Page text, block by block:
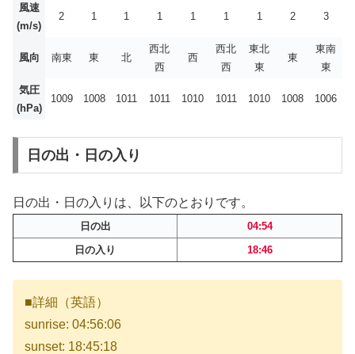
風速
(m/s)
2 1 1 1 1 1 1 2 3
風向 南東 東 北
西北
西
西
西北
西
東北
東
東
東南
東
気圧
(hPa)
1009 1008 1011 1011 1010 1011 1010 1008 1006
日の出・日の入り
日の出・日の入りは、以下のとおりです。
日の出
04:54
日の入り
18:46
■詳細（英語）
sunrise: 04:56:06
sunset: 18:45:18